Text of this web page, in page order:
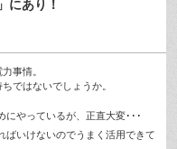
にあり！
事情。
ではないでしょうか。
にやっているが、正直大変･･･
ばいけないのでうまく活用できて